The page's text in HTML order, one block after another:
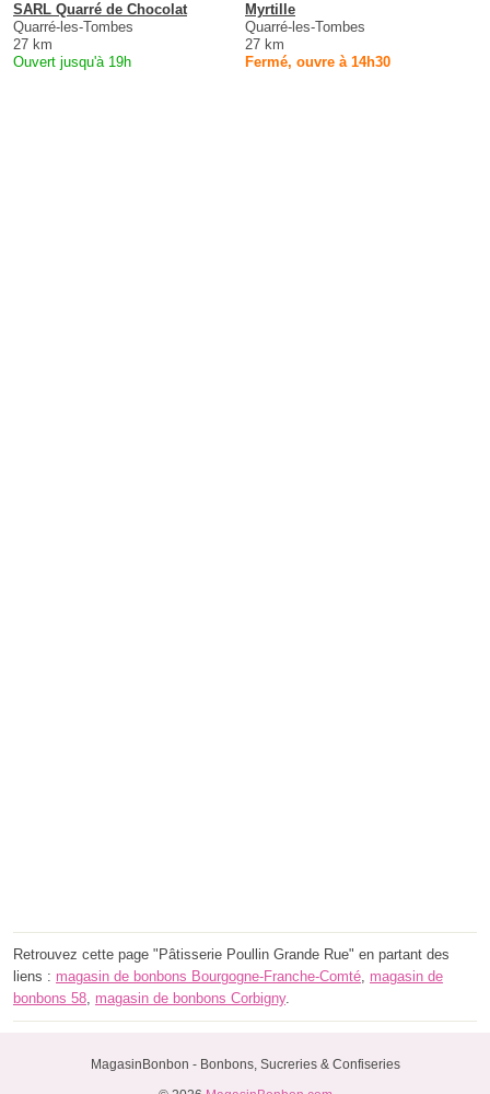
SARL Quarré de Chocolat
Quarré-les-Tombes
27 km
Ouvert jusqu'à 19h
Myrtille
Quarré-les-Tombes
27 km
Fermé, ouvre à 14h30
Retrouvez cette page "Pâtisserie Poullin Grande Rue" en partant des
liens : magasin de bonbons Bourgogne-Franche-Comté, magasin de
bonbons 58, magasin de bonbons Corbigny.
MagasinBonbon - Bonbons, Sucreries & Confiseries